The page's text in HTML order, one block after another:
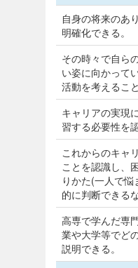
自身の将来のあ
明確化できる。
その時々で自ら
い姿に向かって
活動を考えるこ
キャリアの実現
習する必要性を
これからのキャ
ことを認識し、
りかた(一人で
的に判断できる
高専で学んだ専
業や大学等でど
説明できる。